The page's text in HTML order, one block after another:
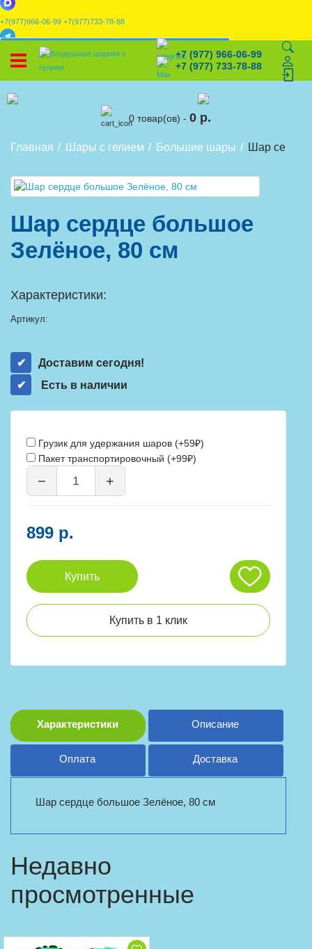
+7(977)966-06-99 +7(977)733-78-88
🎈 Конструктор
x УСТАНОВИТЕ НАШЕ ПРИЛОЖЕНИЕ!+7 (977) 966-06-99
+7 (977) 733-78-88
0 товар(ов) - 0 р.
Главная Шары с гелием Большие шары Шар
Шар сердце большое
Зелёное, 80 см
Характеристики:
Артикул:
Доставим сегодня!
Есть в наличии
Грузик для удержания шаров (+59₽)
Пакет транспортировочный (+99₽)
− +
899 р.
Купить
Купить в 1 клик
Характеристики Описание
Оплата Доставка
Шар сердце большое Зелёное, 80 см
Недавно
просмотренные